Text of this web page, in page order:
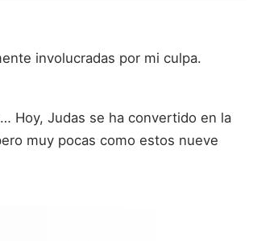
involucradas por mi culpa.
Hoy, Judas se ha convertido en la
muy pocas como estos nueve